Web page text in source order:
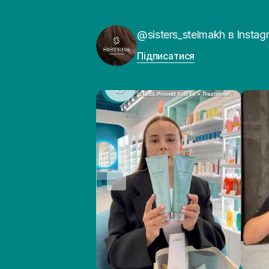
@sisters_stelmakh в
Підписатися